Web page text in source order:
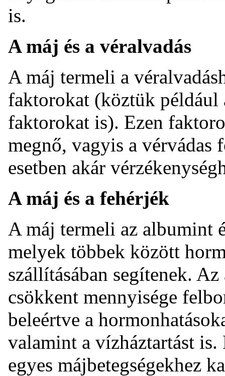
is.
A máj és a véralvadás
A máj termeli a
faktorokat (köztük
faktorokat is). Ezen
megnő, vagyis a vérvádas
esetben akár
A máj és a fehérjék
A máj termeli az albumint
melyek többek között
szállításában segítenek.
csökkent mennyisége
beleértve a
valamint a vízháztartást
egyes májbetegségekhez